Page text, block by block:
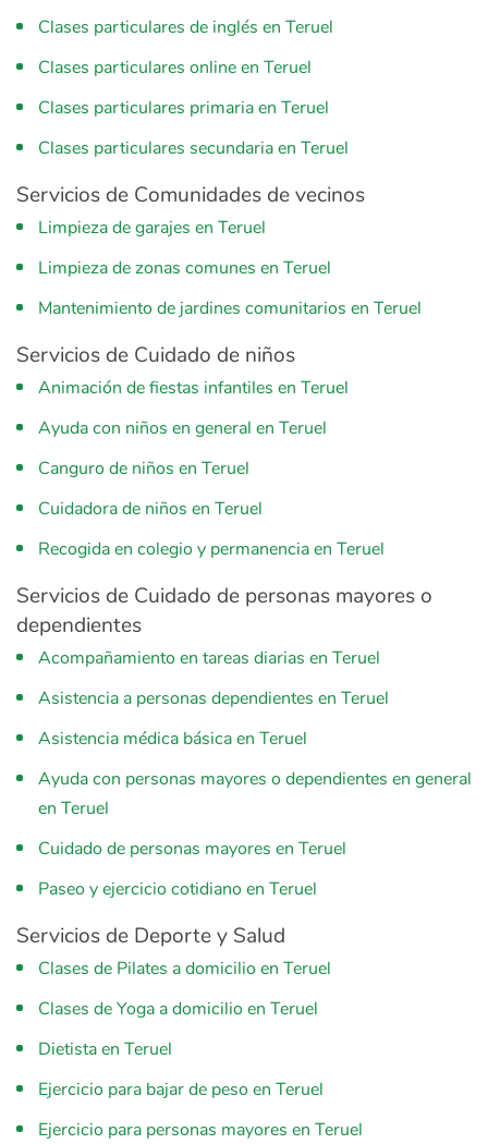
Clases particulares de inglés en Teruel
Clases particulares online en Teruel
Clases particulares primaria en Teruel
Clases particulares secundaria en Teruel
Servicios de Comunidades de vecinos
Limpieza de garajes en Teruel
Limpieza de zonas comunes en Teruel
Mantenimiento de jardines comunitarios en Teruel
Servicios de Cuidado de niños
Animación de fiestas infantiles en Teruel
Ayuda con niños en general en Teruel
Canguro de niños en Teruel
Cuidadora de niños en Teruel
Recogida en colegio y permanencia en Teruel
Servicios de Cuidado de personas mayores o
dependientes
Acompañamiento en tareas diarias en Teruel
Asistencia a personas dependientes en Teruel
Asistencia médica básica en Teruel
Ayuda con personas mayores o dependientes en general
en Teruel
Cuidado de personas mayores en Teruel
Paseo y ejercicio cotidiano en Teruel
Servicios de Deporte y Salud
Clases de Pilates a domicilio en Teruel
Clases de Yoga a domicilio en Teruel
Dietista en Teruel
Ejercicio para bajar de peso en Teruel
Ejercicio para personas mayores en Teruel